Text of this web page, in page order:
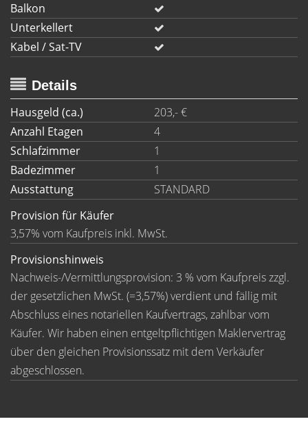
Balkon
Unterkellert
Kabel / Sat-TV
Details
Hausgeld (ca.)
203,- €
Anzahl Etagen
4
Schlafzimmer
1
Badezimmer
1
Ausstattung
STANDARD
Provision für Käufer
3,57% vom Kaufpreis inkl. MwSt.
Provisionshinweis
Nachweis-/Vermittlungsprovision: 3 % vom Kaufpreis zzgl.
der gesetzlichen MwSt. (=3,57%) verdient und fällig mit
Abschluss eines notariellen Kaufvertrags, zahlbar vom
Käufer. Wir haben einen entgeltpflichtigen Maklervertrag
über den gleichen Provisionssatz mit dem Verkäufer
abgeschlossen.